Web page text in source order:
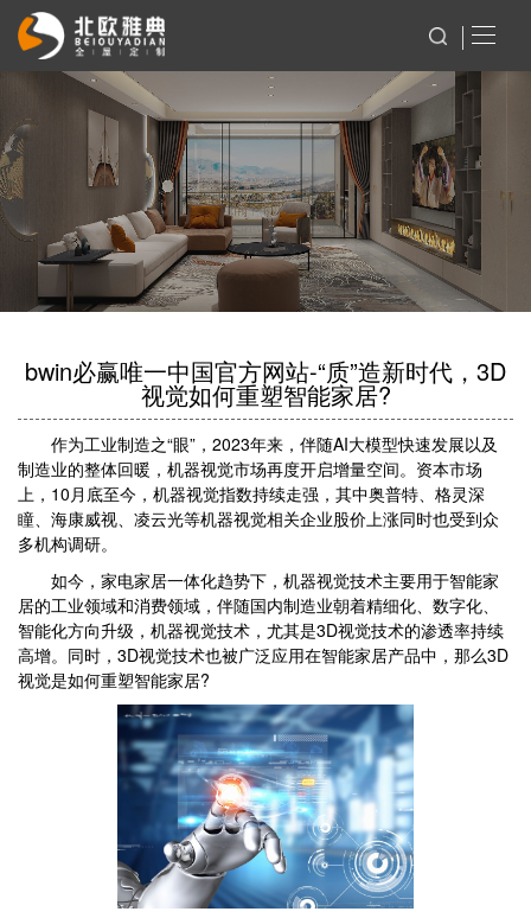
bwin必赢唯一中国官方网站-“质”造新时代，3D
视觉如何重塑智能家居?
作为工业制造之“眼”，2023年来，伴随AI大模型快速发展以及
制造业的整体回暖，机器视觉市场再度开启增量空间。资本市场
上，10月底至今，机器视觉指数持续走强，其中奥普特、格灵深
瞳、海康威视、凌云光等机器视觉相关企业股价上涨同时也受到众
多机构调研。
如今，家电家居一体化趋势下，机器视觉技术主要用于智能家
居的工业领域和消费领域，伴随国内制造业朝着精细化、数字化、
智能化方向升级，机器视觉技术，尤其是3D视觉技术的渗透率持续
高增。同时，3D视觉技术也被广泛应用在智能家居产品中，那么3D
视觉是如何重塑智能家居?